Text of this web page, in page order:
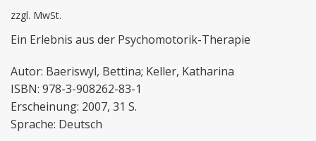
zzgl. MwSt.
Ein Erlebnis aus der Psychomotorik-Therapie
Autor: Baeriswyl, Bettina; Keller, Katharina
ISBN: 978-3-908262-83-1
Erscheinung: 2007, 31 S.
Sprache: Deutsch